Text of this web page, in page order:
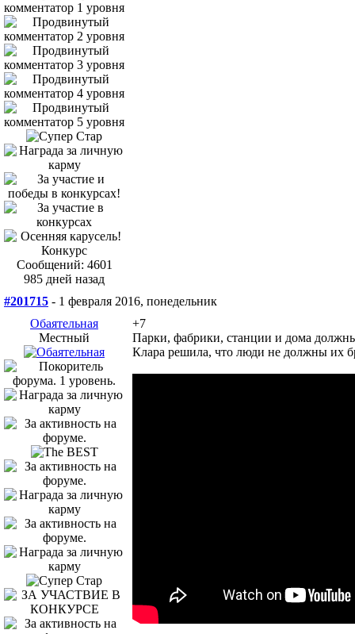
Сообщений: 4601
985 дней назад
#201715 - 1 февраля 2016, понедельник
Обаятельная
Местный
+7
Парки, фабрики, станции и дома
Клара решила, что люди не должны их